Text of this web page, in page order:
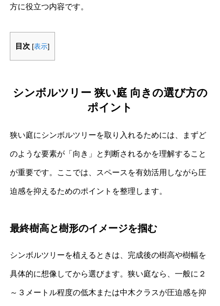
方に役立つ内容です。
目次 [表示]
シンボルツリー 狭い庭 向きの選び方の
ポイント
狭い庭にシンボルツリーを取り入れるためには、まずど
のような要素が「向き」と判断されるかを理解すること
が重要です。ここでは、スペースを有効活用しながら圧
迫感を抑えるためのポイントを整理します。
最終樹高と樹形のイメージを掴む
シンボルツリーを植えるときは、完成後の樹高や樹幅を
具体的に想像してから選びます。狭い庭なら、一般に２
～３メートル程度の低木または中木クラスが圧迫感を抑